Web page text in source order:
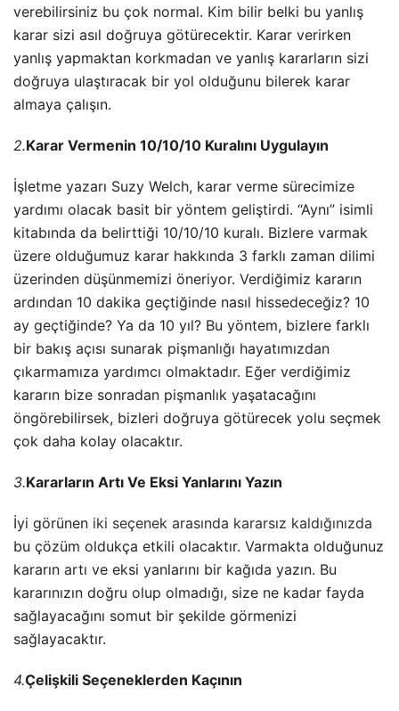
verebilirsiniz bu çok normal. Kim bilir belki bu yanlış
karar sizi asıl doğruya götürecektir. Karar verirken
yanlış yapmaktan korkmadan ve yanlış kararların sizi
doğruya ulaştıracak bir yol olduğunu bilerek karar
almaya çalışın.
2.Karar Vermenin 10/10/10 Kuralını Uygulayın
İşletme yazarı Suzy Welch, karar verme sürecimize
yardımı olacak basit bir yöntem geliştirdi. “Aynı” isimli
kitabında da belirttiği 10/10/10 kuralı. Bizlere varmak
üzere olduğumuz karar hakkında 3 farklı zaman dilimi
üzerinden düşünmemizi öneriyor. Verdiğimiz kararın
ardından 10 dakika geçtiğinde nasıl hissedeceğiz? 10
ay geçtiğinde? Ya da 10 yıl? Bu yöntem, bizlere farklı
bir bakış açısı sunarak pişmanlığı hayatımızdan
çıkarmamıza yardımcı olmaktadır. Eğer verdiğimiz
kararın bize sonradan pişmanlık yaşatacağını
öngörebilirsek, bizleri doğruya götürecek yolu seçmek
çok daha kolay olacaktır.
3.Kararların Artı Ve Eksi Yanlarını Yazın
İyi görünen iki seçenek arasında kararsız kaldığınızda
bu çözüm oldukça etkili olacaktır. Varmakta olduğunuz
kararın artı ve eksi yanlarını bir kağıda yazın. Bu
kararınızın doğru olup olmadığı, size ne kadar fayda
sağlayacağını somut bir şekilde görmenizi
sağlayacaktır.
4.Çelişkili Seçeneklerden Kaçının